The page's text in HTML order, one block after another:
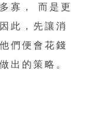
寡， 而是更
此，先讓消
們便會花錢
出的策略。